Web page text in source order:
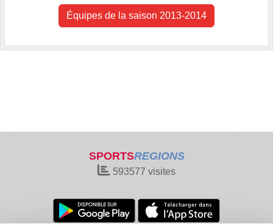
Équipes de la saison 2013-2014
SPORTSREGIONS
593577 visites